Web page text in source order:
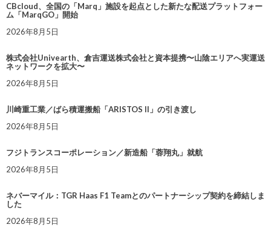
CBcloud、全国の「Marq」施設を起点とした新たな配送プラットフォー
ム「MarqGO」開始
2026年8月5日
株式会社Univearth、倉吉運送株式会社と資本提携〜山陰エリアへ実運送
ネットワークを拡大〜
2026年8月5日
川崎重工業／ばら積運搬船「ARISTOS II」の引き渡し
2026年8月5日
フジトランスコーポレーション／新造船「蓉翔丸」就航
2026年8月5日
ネバーマイル：TGR Haas F1 Teamとのパートナーシップ契約を締結しま
した
2026年8月5日